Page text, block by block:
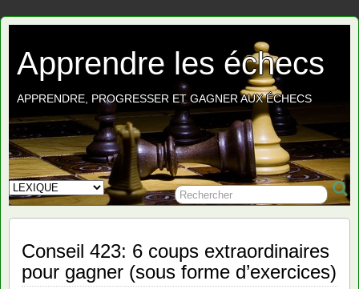
Apprendre les échecs
APPRENDRE, PROGRESSER ET GAGNER AUX ÉCHECS
Conseil 423: 6 coups extraordinaires
pour gagner (sous forme d’exercices)